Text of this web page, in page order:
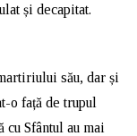
și decapitat.
său, dar și
o față de trupul
cu Sfântul au mai